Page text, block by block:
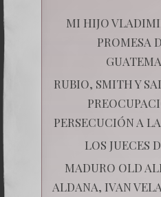
MI HIJO
PROMESA
RUBIO, SMITH Y
PERSECUCIÓN A
LOS JUECES
MADURO OLD
ALDANA, IVAN